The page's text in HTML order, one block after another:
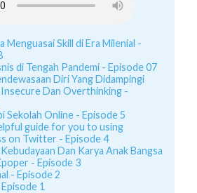
Menguasai Skill di Era Milenial -
di Tengah Pandemi - Episode 07
Diri Yang Didampingi
Insecure Dan Overthinking -
Sekolah Online - Episode 5
guide for you to using
on Twitter - Episode 4
Dan Karya Anak Bangsa
- Episode 3
- Episode 2
1